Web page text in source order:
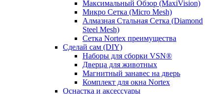
Максимальный Обзор (MaxiVision)
Микро Сетка (Micro Mesh)
Алмазная Стальная Сетка (Diamond
Steel Mesh)
Сетка Nortex преимущества
Сделай сам (DIY)
Наборы для сборки VSN®
Дверца для животных
Магнитный занавес на дверь
Комплект для окна Nortex
Оснастка и аксессуары